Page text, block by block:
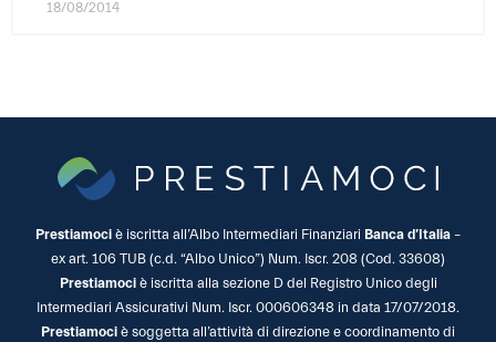
18/08/2014
Prestiamoci è iscritta all’Albo Intermediari Finanziari Banca d’Italia –
ex art. 106 TUB (c.d. “Albo Unico”) Num. Iscr. 208 (Cod. 33608)
Prestiamociè iscritta alla sezione D del Registro Unico degli
Intermediari Assicurativi Num. Iscr. 000606348 in data 17/07/2018.
Prestiamoci è soggetta all’attività di direzione e coordinamento di